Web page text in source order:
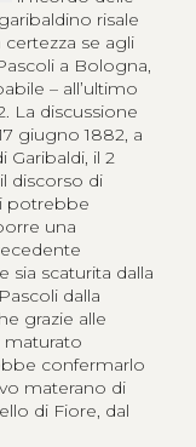
risale
se agli
a Bologna,
– all’ultimo
La discussione
giugno 1882, a
Garibaldi, il 2
discorso di
potrebbe
una
sia scaturita dalla
dalla
grazie alle
maturato
confermarlo
materano di
di Fiore, dal